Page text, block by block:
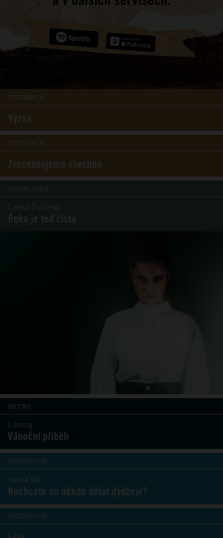
FEEDBACK
Výzva
FEEDBACK
Zrecenzujeme všechno
HEADLINER
Lenka Dusilová
Řeka je teď čistá
RETRO
Lemmy
Vánoční příběh
ROZHOVOR
Yasha 96
Nechcete mi někdo dělat dýdžeje?
ROZHOVOR
Leap